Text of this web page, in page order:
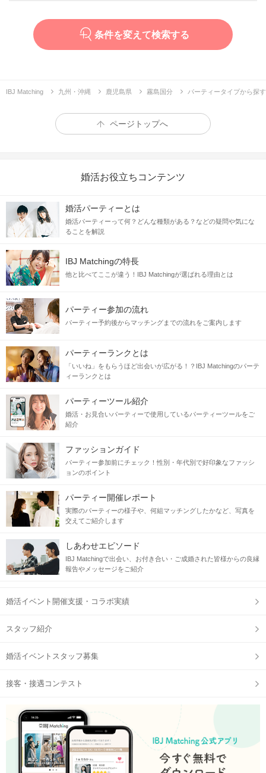
条件を変えて検索する
IBJ Matching 九州・沖縄 鹿児島県 霧島国分 パーティータイプから探す
ページトップへ
婚活お役立ちコンテンツ
婚活パーティーとは
婚活パーティーって何？どんな種類がある？などの疑問や気にな
ることを解説
IBJ Matchingの特長
他と比べてここが違う！IBJ Matchingが選ばれる理由とは
パーティー参加の流れ
パーティー予約後からマッチングまでの流れをご案内します
パーティーランクとは
「いいね」をもらうほど出会いが広がる！？IBJ Matchingのパーテ
ィーランクとは
パーティーツール紹介
婚活・お見合いパーティーで使用しているパーティーツールをご
紹介
ファッションガイド
パーティー参加前にチェック！性別・年代別で好印象なファッシ
ョンのポイント
パーティー開催レポート
実際のパーティーの様子や、何組マッチングしたかなど、写真を
交えてご紹介します
しあわせエピソード
IBJ Matchingで出会い、お付き合い・ご成婚された皆様からの良縁
報告やメッセージをご紹介
婚活イベント開催支援・コラボ実績
スタッフ紹介
婚活イベントスタッフ募集
接客・接遇コンテスト